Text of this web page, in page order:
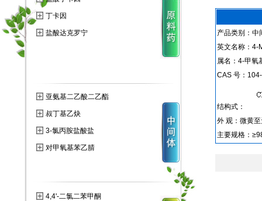
丁卡因
盐酸达克罗宁
亚氨基二乙酸二乙酯
叔丁基乙炔
3-氯丙胺盐酸盐
对甲氧基苯乙腈
4,4'-二氯二苯甲酮
产品类别：中
英文名称：4-
属名：4-甲氧
CAS 号：
结构式：
外 观：微黄
主要规格：